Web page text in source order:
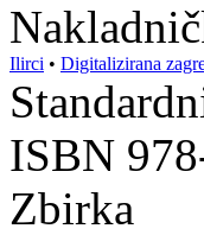
Ilirci • Digitalizirana
ISBN
Zbirka